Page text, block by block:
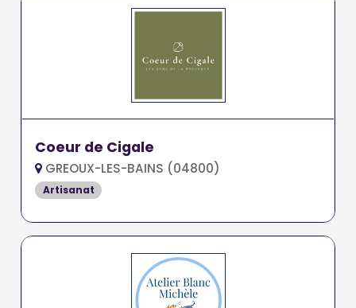
Coeur de Cigale
GREOUX-LES-BAINS (04800)
Artisanat